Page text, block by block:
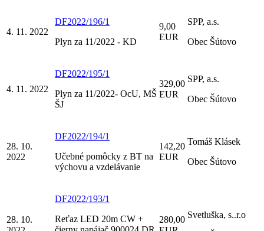
4. 11. 2022
DF2022/196/1
Plyn za 11/2022 - KD
9,00
EUR
SPP, a.s.
Obec Šútovo
4. 11. 2022
DF2022/195/1
Plyn za 11/2022- OcU, MŠ
ŠJ
329,00
EUR
SPP, a.s.
Obec Šútovo
28. 10.
2022
DF2022/194/1
Učebné pomôcky z BT na
výchovu a vzdelávanie
142,20
EUR
Tomáš Klásek
Obec Šútovo
28. 10.
DF2022/193/1
Reťaz LED 20m CW +
280,00 Svetluška, s..r.o